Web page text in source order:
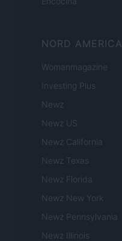
NORD AMERICA
Womanmagazine
Investing Plus
Newz
Newz US
Newz California
Newz Texas
Newz Florida
Newz New York
Newz Pennsylvania
Newz Illinois